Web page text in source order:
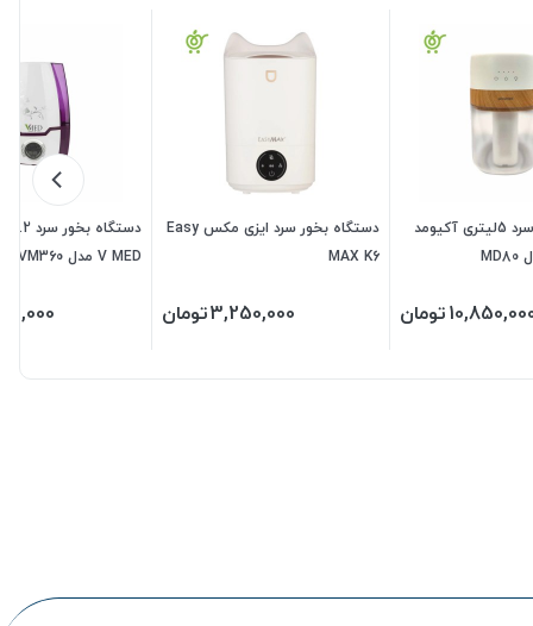
دستگاه بخور سرد 5لیتری آکیومد
تومان
دستگاه بخور سرد ایزی مکس Easy
MAX K6
3,250,000تومان
V MED مدل VM360